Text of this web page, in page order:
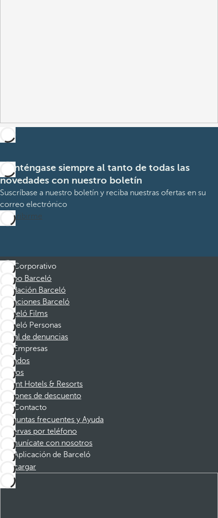
Manténgase siempre al tanto de todas las
novedades con nuestro boletín
Suscríbase a nuestro boletín y reciba nuestras ofertas en su
correo electrónico
Suscribirme
Corporativo
Grupo Barceló
Fundación Barceló
Vacaciones Barceló
Barceló Films
Barceló Personas
Canal de denuncias
Empresas
Afiliados
Socios
Dorint Hotels & Resorts
Cupones de descuento
Contacto
Preguntas frecuentes y Ayuda
Reservas por teléfono
Comunícate con nosotros
Aplicación de Barceló
Descargar